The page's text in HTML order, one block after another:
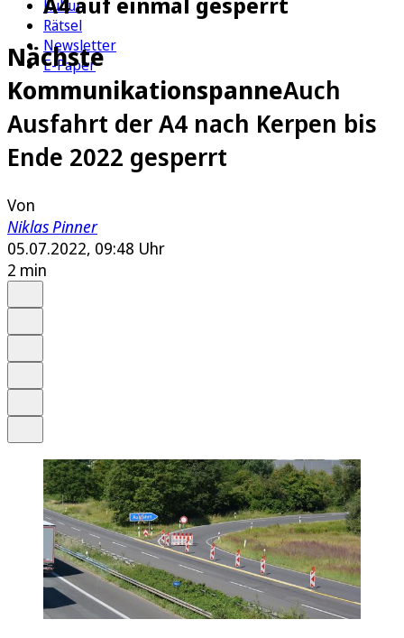
Kultur
Rätsel
Newsletter
E-Paper
Nächste
KommunikationspanneAuch
Ausfahrt der A4 nach Kerpen bis
Ende 2022 gesperrt
Von
Niklas Pinner
05.07.2022, 09:48 Uhr
2 min